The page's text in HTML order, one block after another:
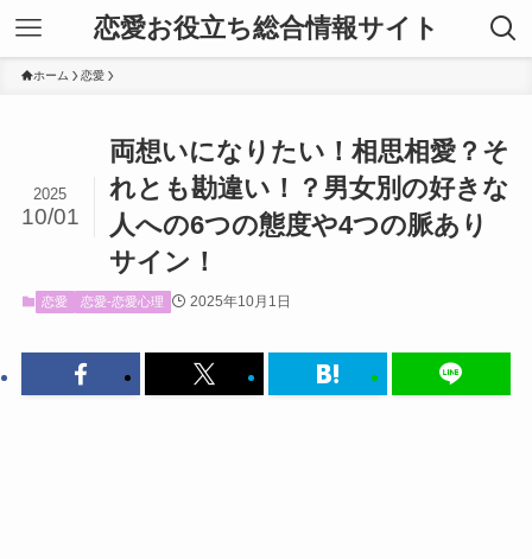
恋愛お役立ち総合情報サイト
ホーム 恋愛
両想いになりたい！相思相愛？そ
れとも勘違い！？男女別の好きな
人への6つの態度や4つの脈あり
サイン！
2025
10/01
恋愛 恋愛-恋愛心理 2025年10月1日